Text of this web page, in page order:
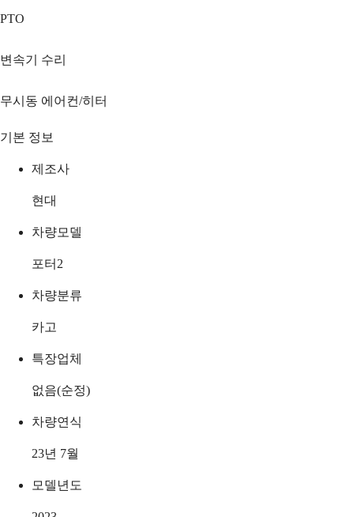
PTO
변속기 수리
무시동 에어컨/히터
기본 정보
제조사
현대
차량모델
포터2
차량분류
카고
특장업체
없음(순정)
차량연식
23년 7월
모델년도